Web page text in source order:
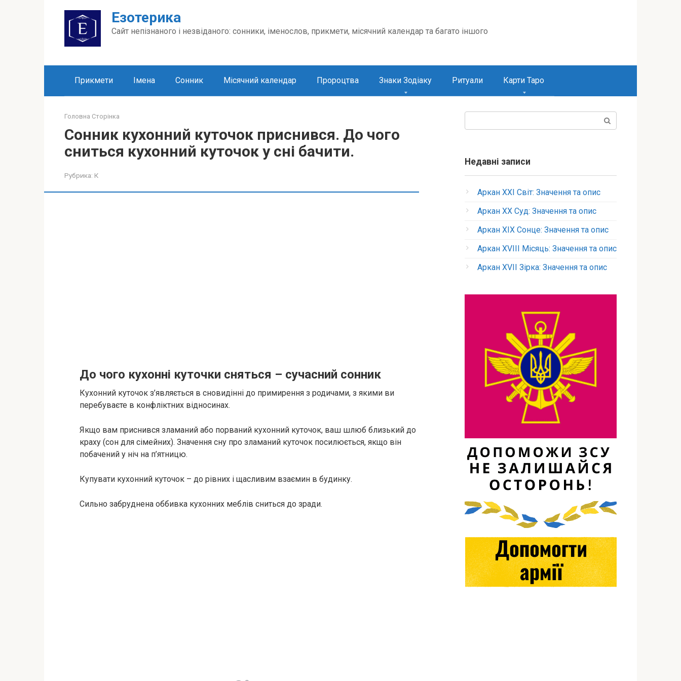
Езотерика
Сайт непізнаного і незвіданого: сонники, іменослов, прикмети, місячний календар та багато іншого
Прикмети Імена Сонник Місячний календар Пророцтва Знаки Зодіаку Ритуали Карти Таро
Головна Сторінка
Сонник кухонний куточок приснився. До чого
сниться кухонний куточок у сні бачити.
Рубрика: К
До чого кухонні куточки сняться – сучасний сонник
Кухонний куточок з’являється в сновидінні до примирення з родичами, з якими ви
перебуваєте в конфліктних відносинах.
Якщо вам приснився зламаний або порваний кухонний куточок, ваш шлюб близький до
краху (сон для сімейних). Значення сну про зламаний куточок посилюється, якщо він
побачений у ніч на п’ятницю.
Купувати кухонний куточок – до рівних і щасливим взаємин в будинку.
Сильно забруднена оббивка кухонних меблів сниться до зради.
Недавні записи
Аркан XXI Світ: Значення та опис
Аркан XX Суд: Значення та опис
Аркан XIX Сонце: Значення та опис
Аркан XVIII Місяць: Значення та опис
Аркан XVII Зірка: Значення та опис